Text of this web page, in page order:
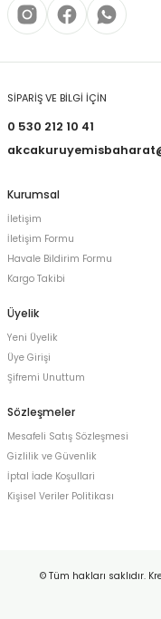
SİPARİŞ VE BİLGİ İÇİN
0 530 212 10 41
Kurumsal
İletişim
İletişim Formu
Havale Bildirim Formu
Kargo Takibi
Üyelik
Yeni Üyelik
Üye Girişi
Şifremi Unuttum
Sözleşmeler
Mesafeli Satış Sözleşmesi
Gizlilik ve Güvenlik
İptal İade Koşullari
Kişisel Veriler Politikası
© Tüm hakları saklıdır.